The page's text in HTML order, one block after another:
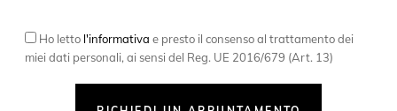
Ho letto l'informativa e presto il consenso al trattamento dei
miei dati personali, ai sensi del Reg. UE 2016/679 (Art. 13)